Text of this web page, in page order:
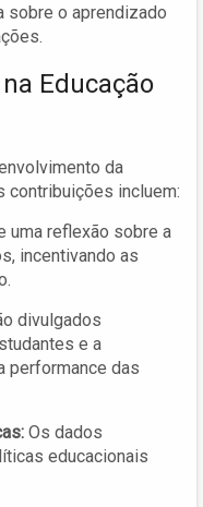
sobre o aprendizado
Educação
da
contribuições incluem:
uma reflexão sobre a
incentivando as
divulgados
e a
performance das
Os dados
educacionais